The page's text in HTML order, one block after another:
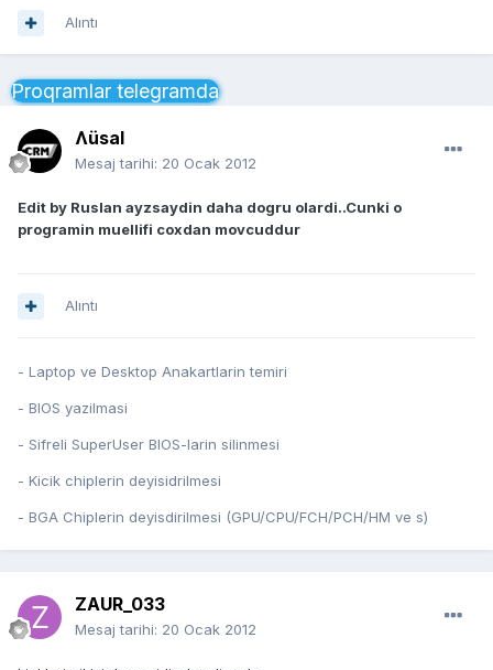
Alıntı
Proqramlar telegramda
Ʌüsal
Mesaj tarihi: 20 Ocak 2012
Edit by Ruslan ayzsaydin daha dogru olardi..Cunki o
programin muellifi coxdan movcuddur
Alıntı
- Laptop ve Desktop Anakartlarin temiri
- BIOS yazilmasi
- Sifreli SuperUser BIOS-larin silinmesi
- Kicik chiplerin deyisidrilmesi
- BGA Chiplerin deyisdirilmesi (GPU/CPU/FCH/PCH/HM ve s)
ZAUR_033
Mesaj tarihi: 20 Ocak 2012